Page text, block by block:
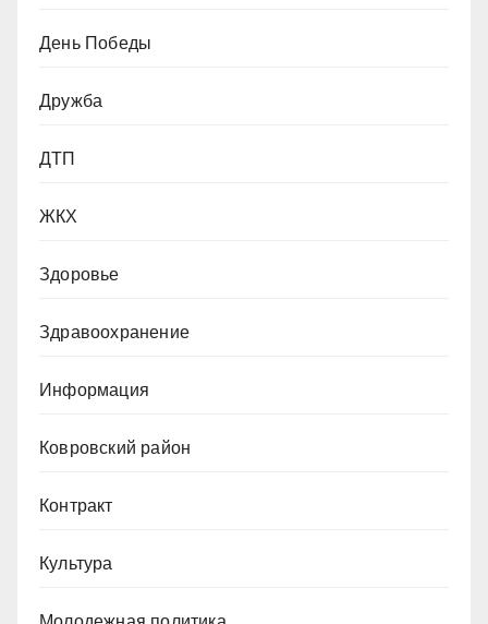
День Победы
Дружба
ДТП
ЖКХ
Здоровье
Здравоохранение
Информация
Ковровский район
Контракт
Культура